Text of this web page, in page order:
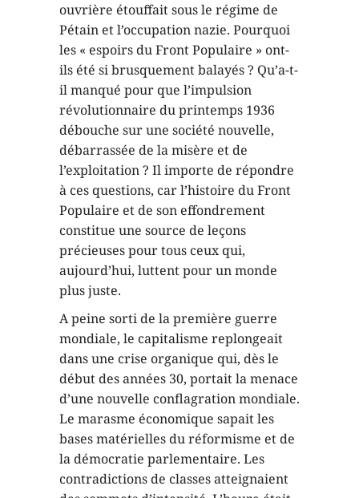
ouvrière étouffait sous le régime de
Pétain et l’occupation nazie. Pourquoi
les « espoirs du Front Populaire » ont-
ils été si brusquement balayés ? Qu’a-t-
il manqué pour que l’impulsion
révolutionnaire du printemps 1936
débouche sur une société nouvelle,
débarrassée de la misère et de
l’exploitation ? Il importe de répondre
à ces questions, car l’histoire du Front
Populaire et de son effondrement
constitue une source de leçons
précieuses pour tous ceux qui,
aujourd’hui, luttent pour un monde
plus juste.
A peine sorti de la première guerre
mondiale, le capitalisme replongeait
dans une crise organique qui, dès le
début des années 30, portait la menace
d’une nouvelle conflagration mondiale.
Le marasme économique sapait les
bases matérielles du réformisme et de
la démocratie parlementaire. Les
contradictions de classes atteignaient